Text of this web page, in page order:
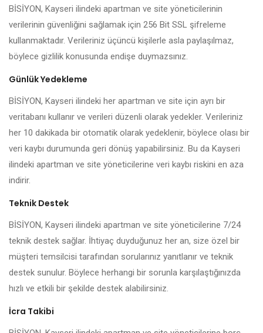
BİSİYON, Kayseri ilindeki apartman ve site yöneticilerinin
verilerinin güvenliğini sağlamak için 256 Bit SSL şifreleme
kullanmaktadır. Verileriniz üçüncü kişilerle asla paylaşılmaz,
böylece gizlilik konusunda endişe duymazsınız.
Günlük Yedekleme
BİSİYON, Kayseri ilindeki her apartman ve site için ayrı bir
veritabanı kullanır ve verileri düzenli olarak yedekler. Verileriniz
her 10 dakikada bir otomatik olarak yedeklenir, böylece olası bir
veri kaybı durumunda geri dönüş yapabilirsiniz. Bu da Kayseri
ilindeki apartman ve site yöneticilerine veri kaybı riskini en aza
indirir.
Teknik Destek
BİSİYON, Kayseri ilindeki apartman ve site yöneticilerine 7/24
teknik destek sağlar. İhtiyaç duyduğunuz her an, size özel bir
müşteri temsilcisi tarafından sorularınız yanıtlanır ve teknik
destek sunulur. Böylece herhangi bir sorunla karşılaştığınızda
hızlı ve etkili bir şekilde destek alabilirsiniz.
İcra Takibi